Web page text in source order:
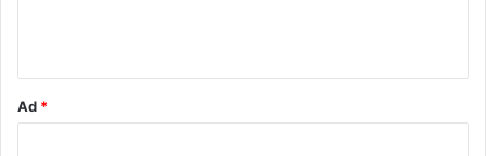
Ad *